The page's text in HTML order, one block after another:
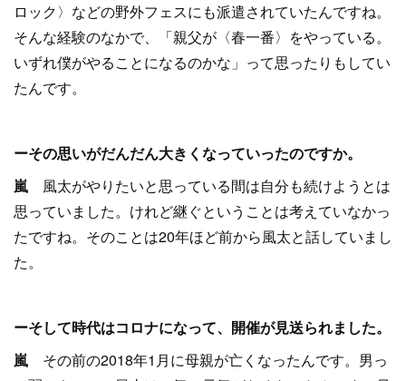
ロック〉などの野外フェスにも派遣されていたんですね。
そんな経験のなかで、「親父が〈春一番〉をやっている。
いずれ僕がやることになるのかな」って思ったりもしてい
たんです。
ーその思いがだんだん大きくなっていったのですか。
嵐 風太がやりたいと思っている間は自分も続けようとは
思っていました。けれど継ぐということは考えていなかっ
たですね。そのことは20年ほど前から風太と話していまし
た。
ーそして時代はコロナになって、開催が見送られました。
嵐 その前の2018年1月に母親が亡くなったんです。男っ